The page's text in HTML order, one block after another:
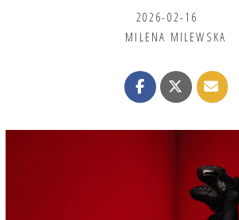
2026-02-16
MILENA MILEWSKA